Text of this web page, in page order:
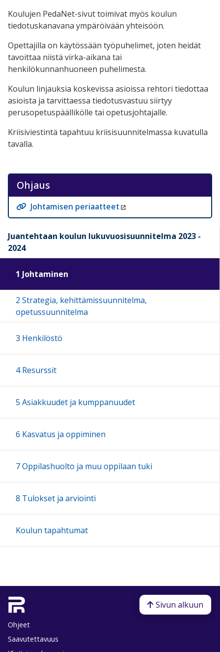
Koulujen PedaNet-sivut toimivat myös koulun
tiedotuskanavana ympäröivään yhteisöön.
Opettajilla on käytössään työpuhelimet, joten heidät
tavoittaa niistä virka-aikana tai
henkilökunnanhuoneen puhelimesta.
Koulun linjauksia koskevissa asioissa rehtori tiedottaa
asioista ja tarvittaessa tiedotusvastuu siirtyy
perusopetuspäällikölle tai opetusjohtajalle.
Kriisiviestintä tapahtuu kriisisuunnitelmassa kuvatulla
tavalla.
Ohjaus
Johtamisen periaatteet
Juantehtaan koulun lukuvuosisuunnitelma 2023 -
2024
1 Johtaminen
2 Strategia, kehittämissuunnitelma,
opetussuunnitelma
3 Henkilöstö
4 Resurssit
5 Asiakkuudet ja kumppanuudet
6 Kasvatus ja oppiminen
7 Oppilashuolto ja muu oppilaan tuki
8 Tulokset ja arviointi
Koulun tapahtumat
Ohjeet
Saavutettavuus
Sivun alkuun